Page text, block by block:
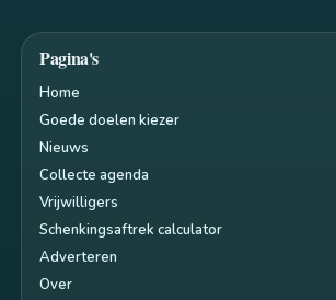
Pagina's
Home
Goede doelen kiezer
Nieuws
Collecte agenda
Vrijwilligers
Schenkingsaftrek calculator
Adverteren
Over